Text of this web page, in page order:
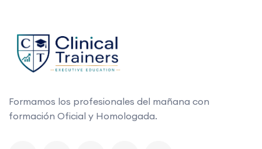
Formamos los profesionales del mañana con
formación Oficial y Homologada.